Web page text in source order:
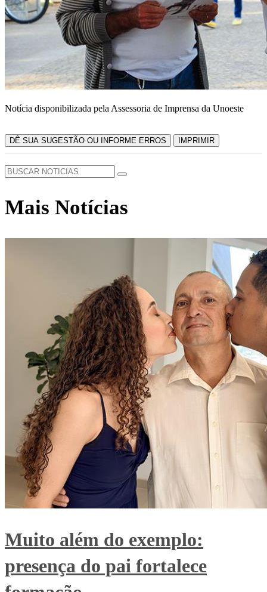
Notícia disponibilizada pela Assessoria de Imprensa da Unoeste
DÊ SUA SUGESTÃO OU INFORME ERROS IMPRIMIR
Mais Notícias
Muito além do exemplo:
presença do pai fortalece